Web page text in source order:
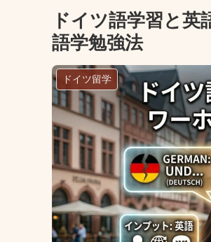
ドイツ語学習と
語学勉強法
ドイツ留学